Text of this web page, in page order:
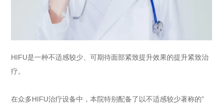
HIFU是一种不适感较少、可期待面部紧致提升效果的提升紧致治
疗。
在众多HIFU治疗设备中，本院特别配备了以不适感较少著称的”